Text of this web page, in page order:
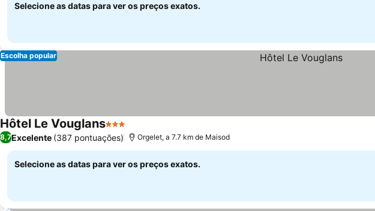
Selecione as datas para ver os preços exatos.
Escolha popular
Hôtel Le Vouglans3 Estrelas
8,7Excelente (387 pontuações) Orgelet, a 7.7 km de Maisod
Selecione as datas para ver os preços exatos.